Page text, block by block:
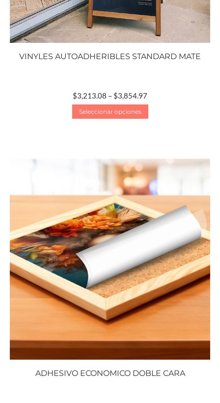
VINYLES AUTOADHERIBLES STANDARD MATE
$3,213.08 – $3,854.97
Seleccionar opciones
ADHESIVO ECONOMICO DOBLE CARA